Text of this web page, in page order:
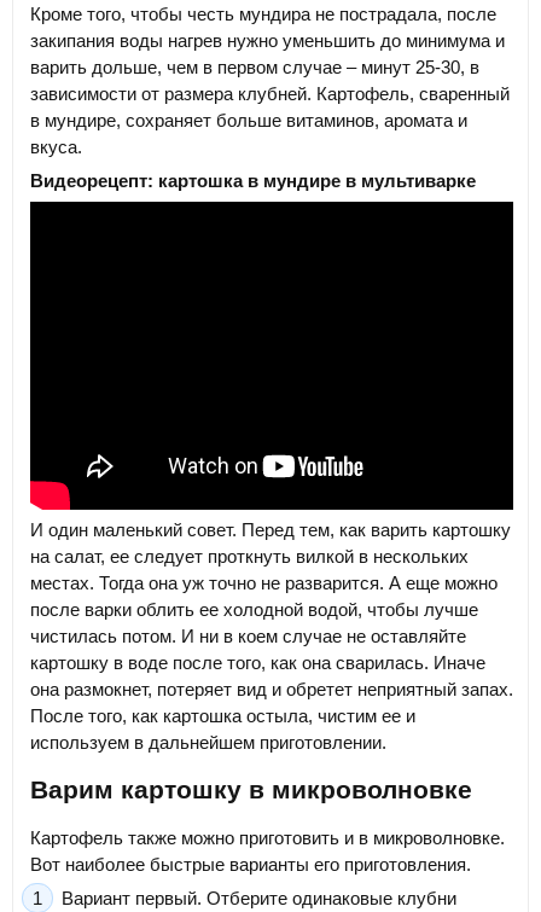
Кроме того, чтобы честь мундира не пострадала, после
закипания воды нагрев нужно уменьшить до минимума и
варить дольше, чем в первом случае – минут 25-30, в
зависимости от размера клубней. Картофель, сваренный
в мундире, сохраняет больше витаминов, аромата и
вкуса.
Видеорецепт: картошка в мундире в мультиварке
И один маленький совет. Перед тем, как варить картошку
на салат, ее следует проткнуть вилкой в нескольких
местах. Тогда она уж точно не разварится. А еще можно
после варки облить ее холодной водой, чтобы лучше
чистилась потом. И ни в коем случае не оставляйте
картошку в воде после того, как она сварилась. Иначе
она размокнет, потеряет вид и обретет неприятный запах.
После того, как картошка остыла, чистим ее и
используем в дальнейшем приготовлении.
Варим картошку в микроволновке
Картофель также можно приготовить и в микроволновке.
Вот наиболее быстрые варианты его приготовления.
Вариант первый. Отберите одинаковые клубни